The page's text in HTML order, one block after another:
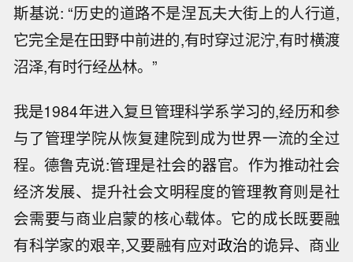
斯基说: “历史的道路不是涅瓦夫大街上的人行道,
它完全是在田野中前进的,有时穿过泥泞,有时横渡
沼泽,有时行经丛林。”
我是1984年进入复旦管理科学系学习的,经历和参
与了管理学院从恢复建院到成为世界一流的全过
程。德鲁克说:管理是社会的器官。作为推动社会
经济发展、提升社会文明程度的管理教育则是社
会需要与商业启蒙的核心载体。它的成长既要融
有科学家的艰辛,又要融有应对政治的诡异、商业